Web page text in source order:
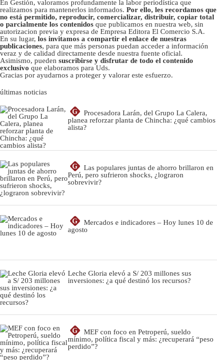
En Gestión, valoramos profundamente la labor periodística que
realizamos para mantenerlos informados. Por ello, les recordamos que
no está permitido, reproducir, comercializar, distribuir, copiar total
o parcialmente los contenidos que publicamos en nuestra web, sin
autorizacion previa y expresa de Empresa Editora El Comercio S.A.
En su lugar, los invitamos a compartir el enlace de nuestras
publicaciones, para que más personas puedan acceder a información
veraz y de calidad directamente desde nuestra fuente oficial.
Asimismo, pueden suscribirse y disfrutar de todo el contenido
exclusivo que elaboramos para Uds.
Gracias por ayudarnos a proteger y valorar este esfuerzo.
últimas noticias
G
Procesadora Larán, del Grupo La Calera,
planea reforzar planta de Chincha: ¿qué cambios
alista?
G
Las populares juntas de ahorro brillaron en
Perú, pero sufrieron shocks, ¿lograron
sobrevivir?
G
Mercados e indicadores – Hoy lunes 10 de
agosto
Leche Gloria elevó a S/ 203 millones sus
inversiones: ¿a qué destinó los recursos?
G
MEF con foco en Petroperú, sueldo
mínimo, política fiscal y más: ¿recuperará “peso
perdido”?